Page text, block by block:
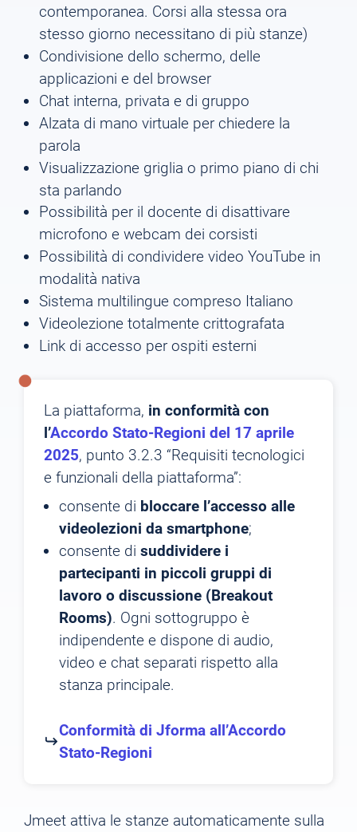
contemporanea. Corsi alla stessa ora
stesso giorno necessitano di più stanze)
Condivisione dello schermo, delle
applicazioni e del browser
Chat interna, privata e di gruppo
Alzata di mano virtuale per chiedere la
parola
Visualizzazione griglia o primo piano di chi
sta parlando
Possibilità per il docente di disattivare
microfono e webcam dei corsisti
Possibilità di condividere video YouTube in
modalità nativa
Sistema multilingue compreso Italiano
Videolezione totalmente crittografata
Link di accesso per ospiti esterni
La piattaforma, in conformità con
l’Accordo Stato-Regioni del 17 aprile
2025, punto 3.2.3 “Requisiti tecnologici
e funzionali della piattaforma”:
consente di bloccare l’accesso alle
videolezioni da smartphone;
consente disuddividere i
partecipanti in piccoli gruppi di
lavoro o discussione (Breakout
Rooms). Ogni sottogruppo è
indipendente e dispone di audio,
video e chat separati rispetto alla
stanza principale.
Conformità di Jforma all’Accordo
Stato-Regioni
Jmeet attiva le stanze automaticamente sulla